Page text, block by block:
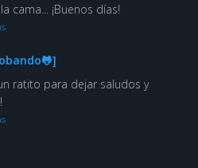
cama... ¡Buenos días!
ratito para dejar saludos y